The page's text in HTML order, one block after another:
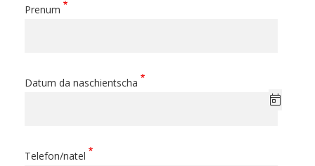
Prenum
Datum da naschientscha
Telefon/natel